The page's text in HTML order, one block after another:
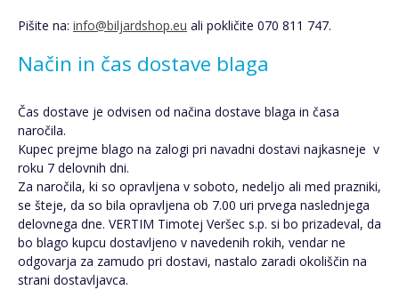
Pišite na: info@biljardshop.eu ali pokličite 070 811 747.
Način in čas dostave blaga
Čas dostave je odvisen od načina dostave blaga in časa
naročila.
Kupec prejme blago na zalogi pri navadni dostavi najkasneje v
roku 7 delovnih dni.
Za naročila, ki so opravljena v soboto, nedeljo ali med prazniki,
se šteje, da so bila opravljena ob 7.00 uri prvega naslednjega
delovnega dne. VERTIM Timotej Veršec s.p. si bo prizadeval, da
bo blago kupcu dostavljeno v navedenih rokih, vendar ne
odgovarja za zamudo pri dostavi, nastalo zaradi okoliščin na
strani dostavljavca.